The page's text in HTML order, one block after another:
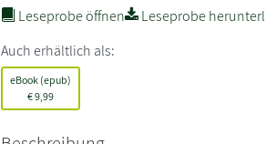
Leseprobe öffnen
Leseprobe
Auch erhältlich als:
eBook (epub)
€9,99